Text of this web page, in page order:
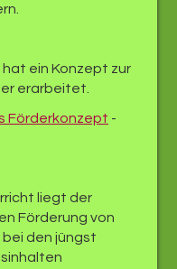
hat ein Konzept zur
erarbeitet.
Förderkonzept -
liegt der
Förderung von
den jüngst